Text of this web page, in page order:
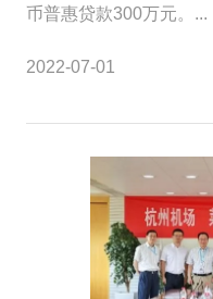
币普惠贷款300万元。...
2022-07-01